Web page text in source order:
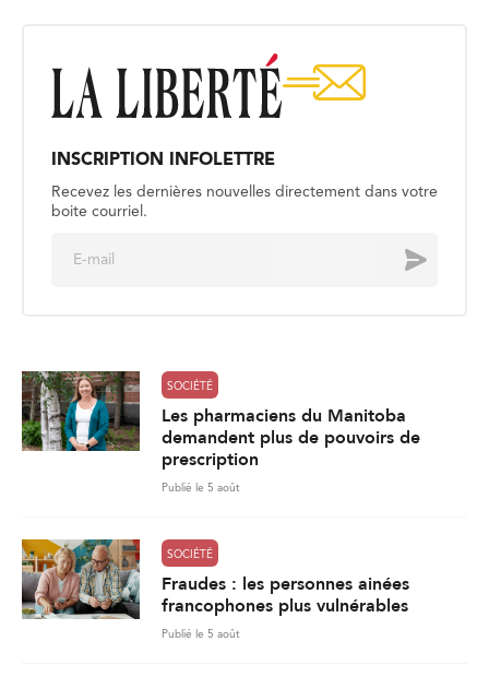
INSCRIPTION INFOLETTRE
Recevez les dernières nouvelles directement dans votre
boite courriel.
Envoyer
SOCIÉTÉ
Les pharmaciens du Manitoba
demandent plus de pouvoirs de
prescription
Publié le 5 août
SOCIÉTÉ
Fraudes : les personnes ainées
francophones plus vulnérables
Publié le 5 août